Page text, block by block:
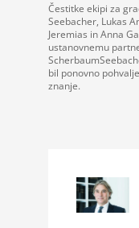
Čestitke ekipi za
Seebacher, Lukas
Jeremias in Anna
ustanovnemu
bil ponovno
znanje.